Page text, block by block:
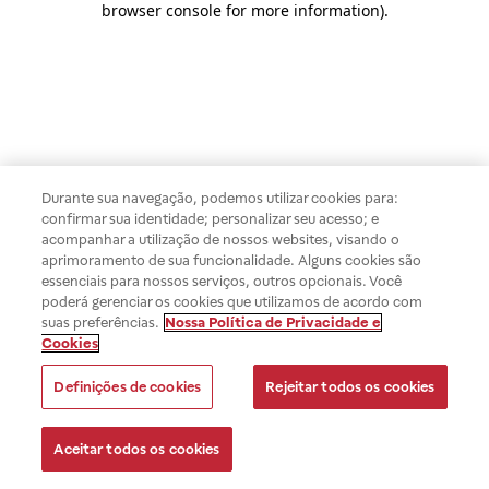
browser console for more information).
Durante sua navegação, podemos utilizar cookies para:
confirmar sua identidade; personalizar seu acesso; e
acompanhar a utilização de nossos websites, visando o
aprimoramento de sua funcionalidade. Alguns cookies são
essenciais para nossos serviços, outros opcionais. Você
poderá gerenciar os cookies que utilizamos de acordo com
suas preferências. Nossa Política de Privacidade e
Cookies
Definições de cookies Rejeitar todos os cookies
Aceitar todos os cookies